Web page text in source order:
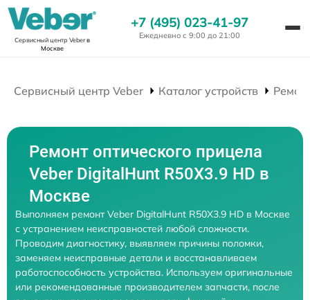
Сервисный центр Veberв
Москве
+7 (495) 023-41-97
Ежедневно с 9:00 до 21:00
Сервисный центр Veber Каталог устройств
Ремонт оптического прицела
Veber DigitalHunt R50X3.9 HD в
Москве
Выполняем ремонт Veber DigitalHunt R50X3.9 HD в Москве
с устранением неисправностей любой сложности.
Проводим диагностику, выявляем причины поломки,
заменяем неисправные детали и восстанавливаем
работоспособность устройства. Используем оригинальные
или рекомендованные производителем запчасти, после